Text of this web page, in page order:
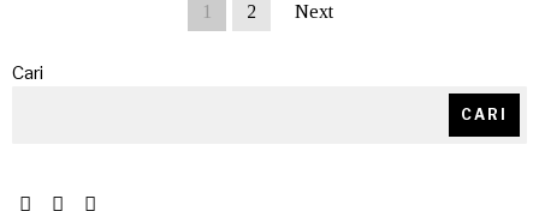
1 2 Next
Cari
CARI